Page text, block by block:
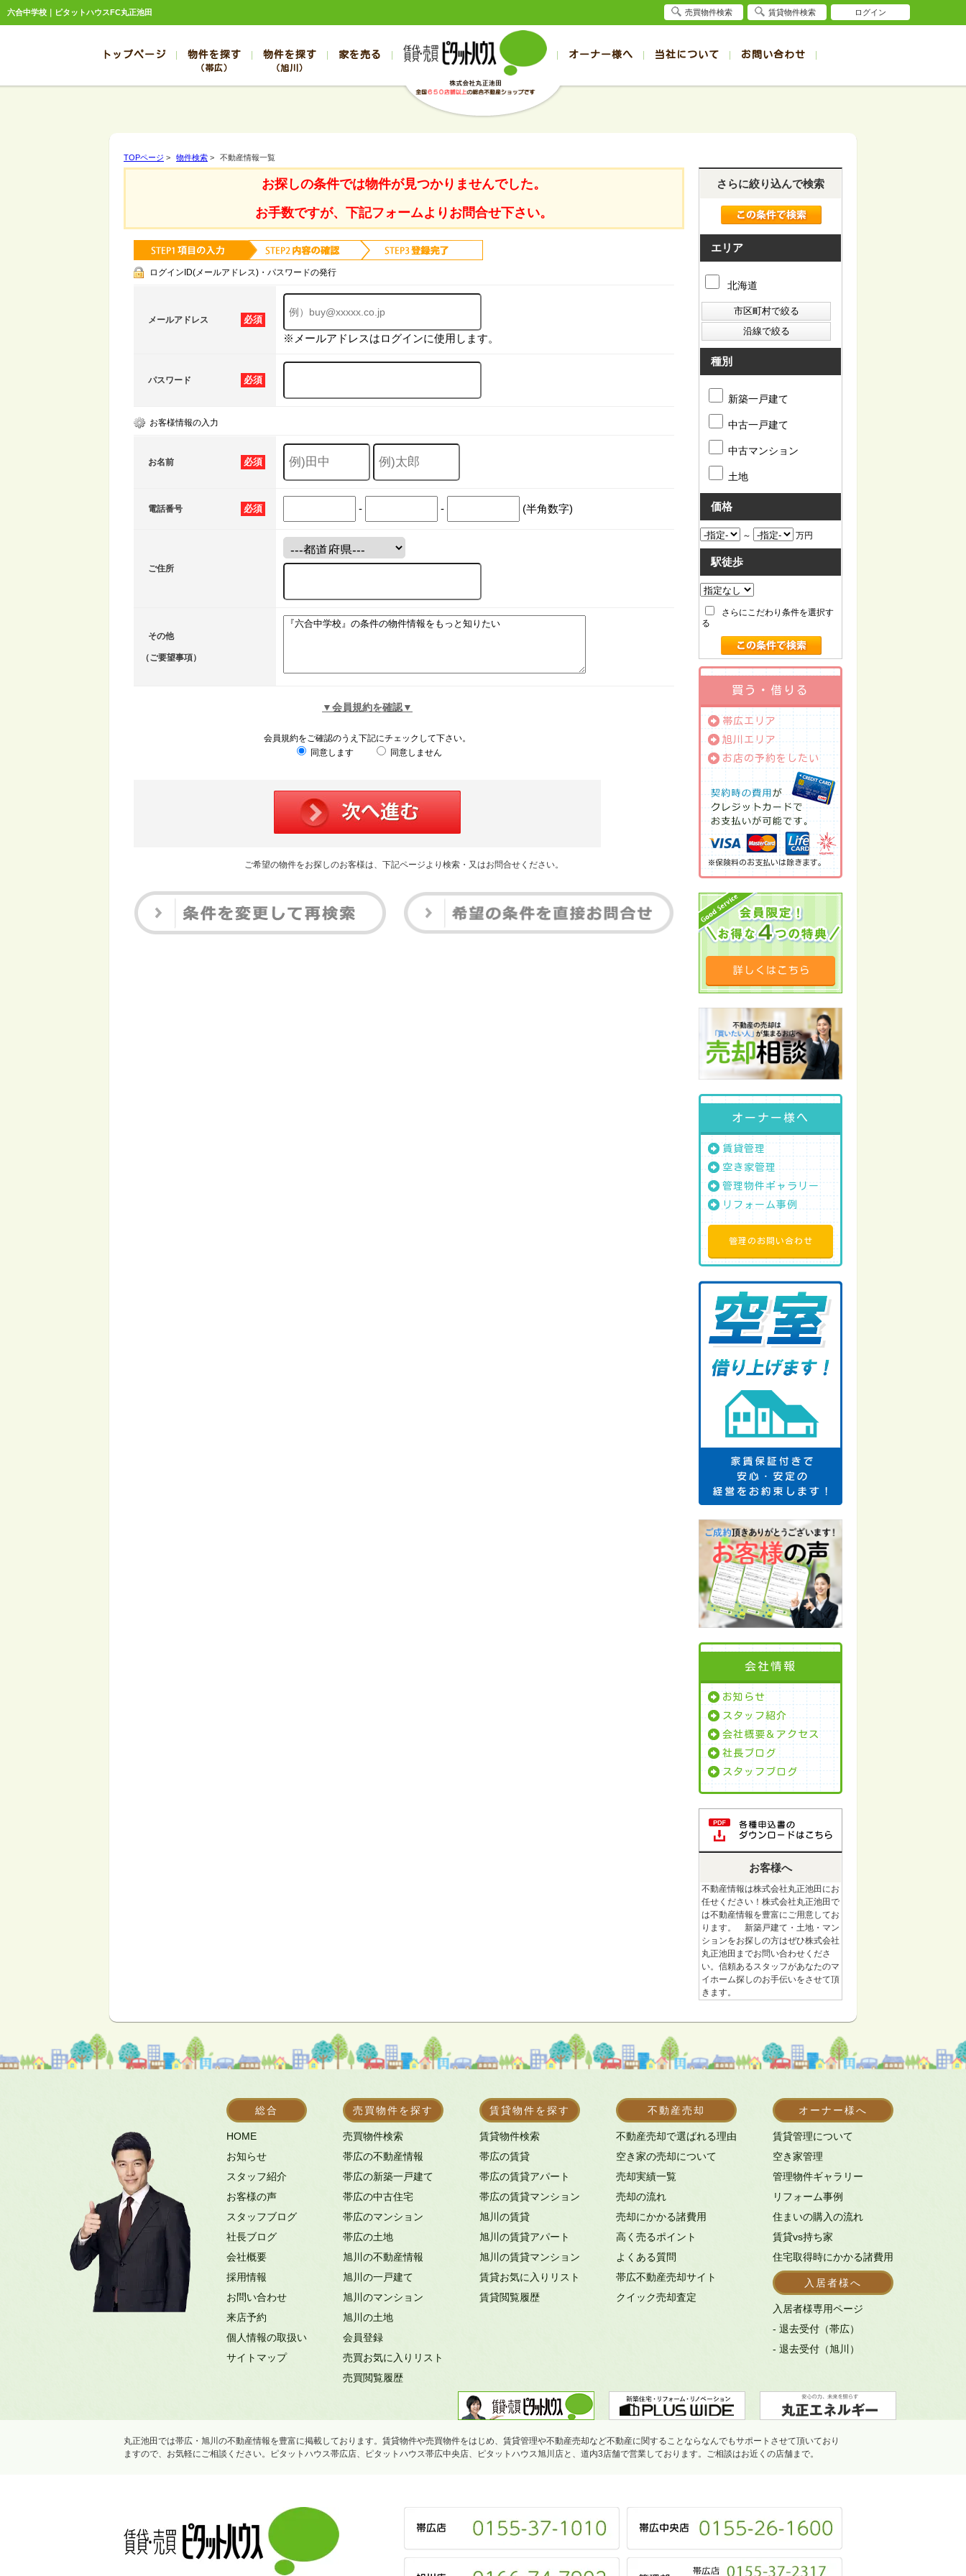
六合中学校｜ピタットハウスFC丸正池田
トップページ 物件を探す
（帯広）
売買
帯広の中古一戸建て
帯広の土地
帯広の中古マンション
帯広の2000万～3000万円
帯広の3000万～4000万円
帯広の4000万以上
帯広の賃貸マンション
帯広の2K～2LDK賃貸
帯広の3K～3LDK賃貸
帯広の4K以上賃貸
物件を探す
（旭川）
売買
旭川の中古一戸建て
旭川の土地
旭川の中古マンション
旭川の2000万～3000万円
旭川の3000万～4000万円
旭川の4000万以上
旭川の賃貸マンション
旭川の2K～2LDK賃貸
旭川の3K～3LDK賃貸
旭川の4K以上賃貸
家を売る オーナー様へ 当社について
スタッフブログ お客様の声
お問い合わせ
売却のお問合せ 入居者様ページ
TOPページ > 物件検索 > 不動産情報一覧
お探しの条件では物件が見つかりませんでした。
お手数ですが、下記フォームよりお問合せ下さい。
ログインID(メールアドレス)・パスワードの発行
必須
メールアドレス
※メールアドレスはログインに使用します。
必須
パスワード
お客様情報の入力
必須
お名前
必須
電話番号 - - (半角数字)
ご住所
その他
（ご要望事項）
▼会員規約を確認▼
会員規約をご確認のうえ下記にチェックして下さい。
同意します
同意しません
ご希望の物件をお探しのお客様は、下記ページより検索・又はお問合せください。
さらに絞り込んで検索
エリア
北海道
種別
新築一戸建て
中古一戸建て
中古マンション
土地
価格
～ 万円
駅徒歩
さらにこだわり条件を選択す
る
買う・借りる
帯広エリア
旭川エリア
お店の予約をしたい
※保険料のお支払いは除きます。
オーナー様へ
賃貸管理
空き家管理
管理物件ギャラリー
リフォーム事例
管理のお問い合わせ
会社情報
お知らせ
スタッフ紹介
会社概要＆アクセス
社長ブログ
スタッフブログ
お客様へ
不動産情報は株式会社丸正池田にお
任せください！株式会社丸正池田で
は不動産情報を豊富にご用意してお
ります。 新築戸建て・土地・マン
ションをお探しの方はぜひ株式会社
丸正池田までお問い合わせくださ
い。信頼あるスタッフがあなたのマ
イホーム探しのお手伝いをさせて頂
きます。
総合
HOME
お知らせ
スタッフ紹介
お客様の声
スタッフブログ
社長ブログ
会社概要
採用情報
お問い合わせ
来店予約
個人情報の取扱い
サイトマップ
売買物件を探す
売買物件検索
帯広の不動産情報
帯広の新築一戸建て
帯広の中古住宅
帯広のマンション
帯広の土地
旭川の不動産情報
旭川の一戸建て
旭川のマンション
旭川の土地
会員登録
売買お気に入りリスト
売買閲覧履歴
賃貸物件を探す
賃貸物件検索
帯広の賃貸
帯広の賃貸アパート
帯広の賃貸マンション
旭川の賃貸
旭川の賃貸アパート
旭川の賃貸マンション
賃貸お気に入りリスト
賃貸閲覧履歴
不動産売却
不動産売却で選ばれる理由
空き家の売却について
売却実績一覧
売却の流れ
売却にかかる諸費用
高く売るポイント
よくある質問
帯広不動産売却サイト
クイック売却査定
オーナー様へ
賃貸管理について
空き家管理
管理物件ギャラリー
リフォーム事例
住まいの購入の流れ
賃貸vs持ち家
住宅取得時にかかる諸費用
入居者様へ
入居者様専用ページ
- 退去受付（帯広）
- 退去受付（旭川）
丸正池田では帯広・旭川の不動産情報を豊富に掲載しております。賃貸物件や売買物件をはじめ、賃貸管理や不動産売却など不動産に関することならなんでもサポートさせて頂いており
ますので、お気軽にご相談ください。ピタットハウス帯広店、ピタットハウス帯広中央店、ピタットハウス旭川店と、道内3店舗で営業しております。ご相談はお近くの店舗まで。
売買物件検索 賃貸物件検索 ログイン